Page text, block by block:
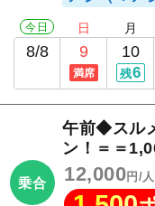
今日
8/8
日
9
満席
月
10
残6
乗合
午前◆スル
ン！＝＝
12,000円/人